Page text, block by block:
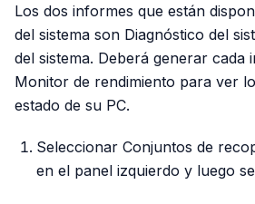
Los dos informes que están
del sistema son Diagnóstico del
del sistema. Deberá generar cada
Monitor de rendimiento para ver
estado de su PC.
Seleccionar Conjuntos de
en el panel izquierdo y luego